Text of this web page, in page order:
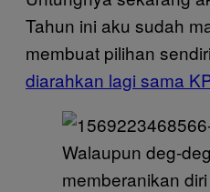
Tahun ini aku sudah
membuat pilihan sendiri
diarahkan lagi sama
Walaupun deg-
memberanikan